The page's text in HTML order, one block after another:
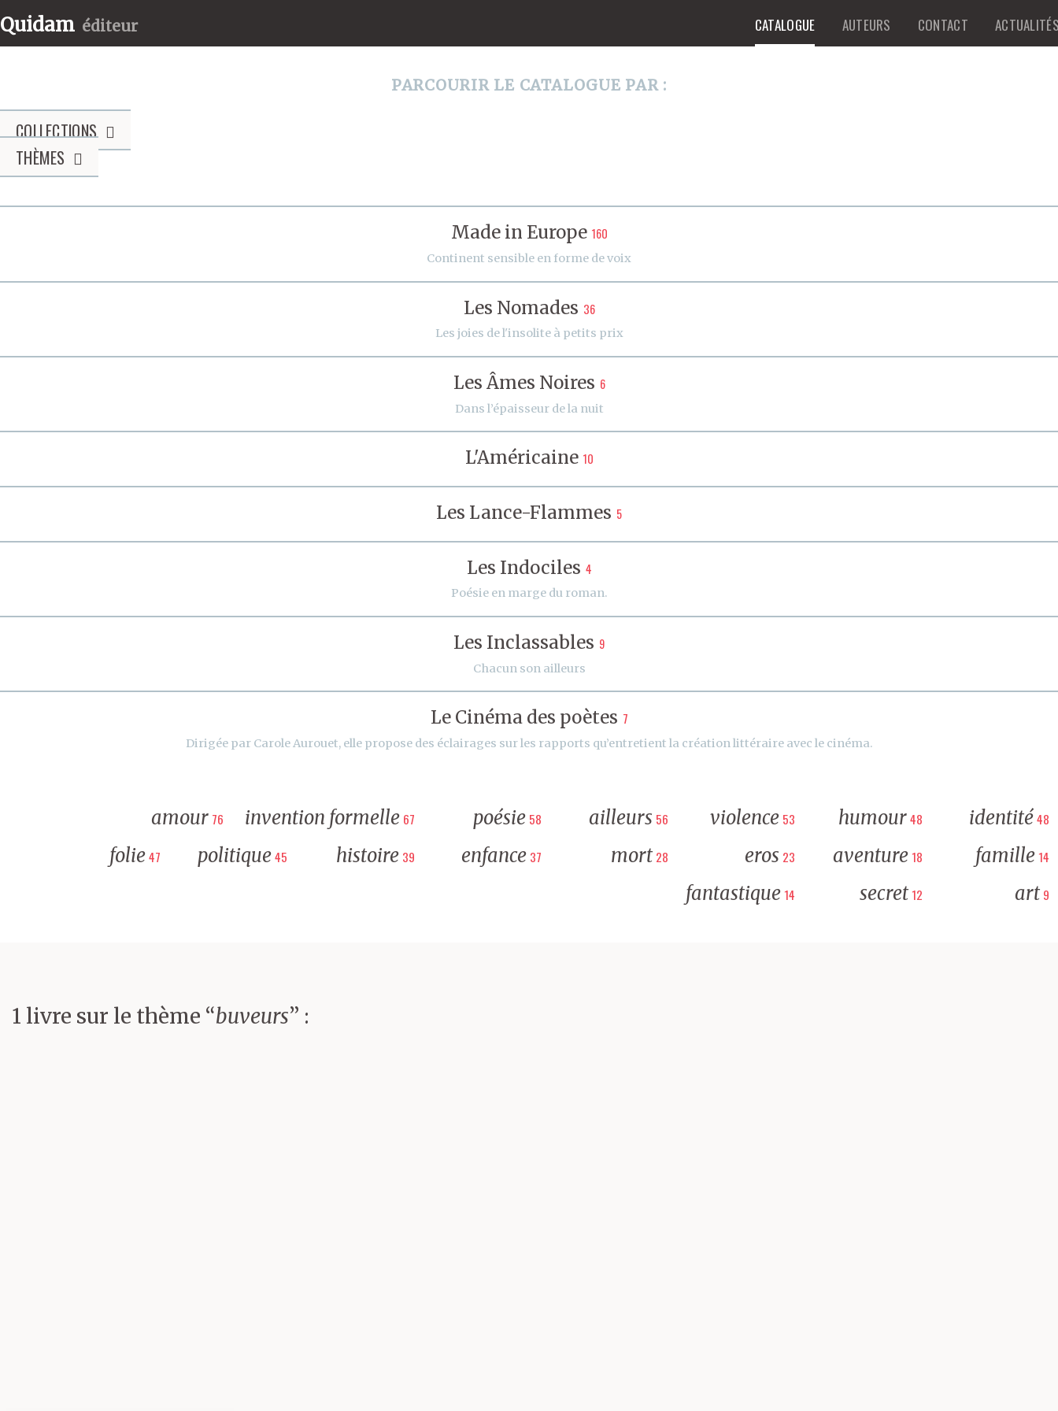
Quidam éditeur CATALOGUE AUTEURS CONTACT
PARCOURIR LE CATALOGUE PAR :
COLLECTIONS
THÈMES
Made in Europe 160
Continent sensible en forme de voix
Les Nomades 36
Les joies de l'insolite à petits prix
Les Âmes Noires 6
Dans l’épaisseur de la nuit
L'Américaine 10
Les Lance-Flammes 5
Les Indociles 4
Poésie en marge du roman.
Les Inclassables 9
Chacun son ailleurs
Le Cinéma des poètes 7
Dirigée par Carole Aurouet, elle propose des éclairages sur les rapports qu’entretient la création littéraire avec le cinéma.
amour 76 invention formelle 67 poésie 58 ailleurs 56 violence 53 humour48 identité48
folie47 politique 45 histoire 39 enfance 37 mort 28 eros 23 aventure 18 famille 14
fantastique 14 secret 12 art 9
1 livre sur le thème “buveurs” :